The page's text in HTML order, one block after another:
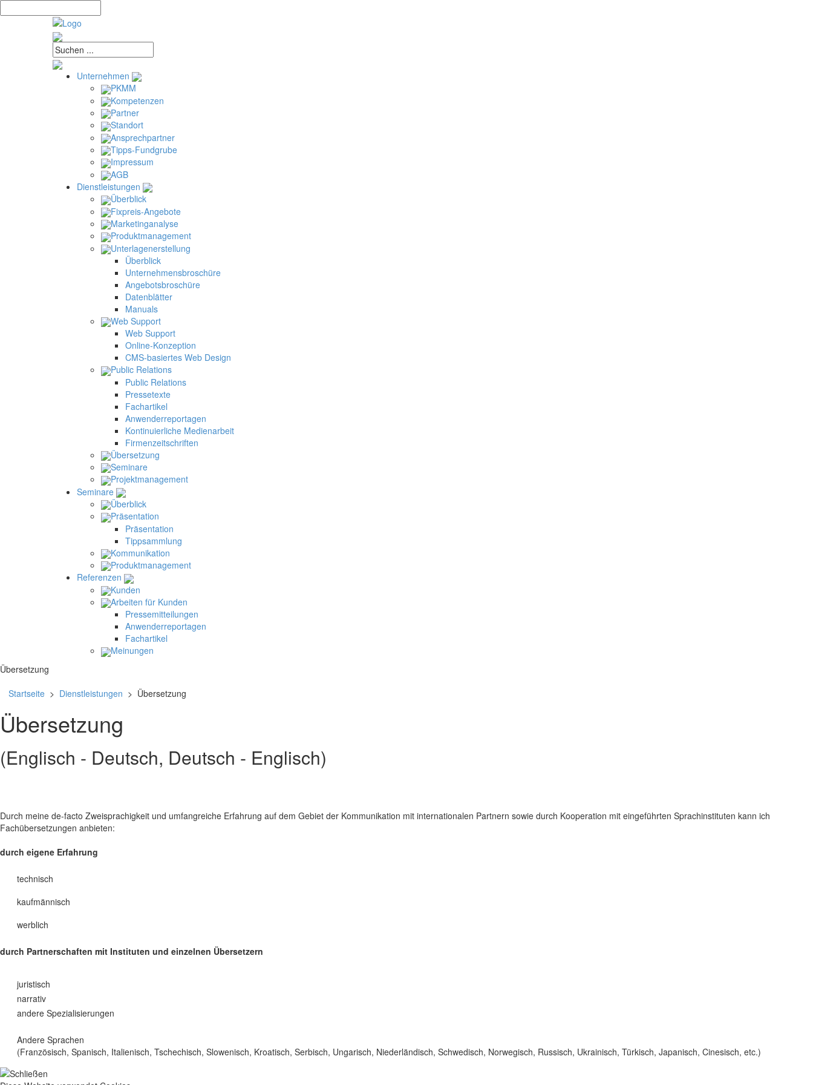
Unternehmen
PKMM
Kompetenzen
Partner
Standort
Ansprechpartner
Tipps-Fundgrube
Impressum
AGB
Dienstleistungen
Überblick
Fixpreis-Angebote
Marketinganalyse
Produktmanagement
Unterlagenerstellung
Überblick
Unternehmensbroschüre
Angebotsbroschüre
Datenblätter
Manuals
Web Support
Web Support
Online-Konzeption
CMS-basiertes Web Design
Public Relations
Public Relations
Pressetexte
Fachartikel
Anwenderreportagen
Kontinuierliche Medienarbeit
Firmenzeitschriften
Übersetzung
Seminare
Projektmanagement
Seminare
Überblick
Präsentation
Präsentation
Tippsammlung
Kommunikation
Produktmanagement
Referenzen
Kunden
Arbeiten für Kunden
Pressemitteilungen
Anwenderreportagen
Fachartikel
Meinungen
Übersetzung
Startseite > Dienstleistungen > Übersetzung
Übersetzung
(Englisch - Deutsch, Deutsch - Englisch)
Durch meine de-facto Zweisprachigkeit und umfangreiche Erfahrung auf dem Gebiet der Kommunikation mit internationalen Partnern sowie durch Kooperation mit eingeführten Sprachinstituten kann ich
Fachübersetzungen anbieten:
durch eigene Erfahrung
technisch
kaufmännisch
werblich
durch Partnerschaften mit Instituten und einzelnen Übersetzern
juristisch
narrativ
andere Spezialisierungen
Andere Sprachen
(Französisch, Spanisch, Italienisch, Tschechisch, Slowenisch, Kroatisch, Serbisch, Ungarisch, Niederländisch, Schwedisch, Norwegisch, Russisch, Ukrainisch, Türkisch, Japanisch, Cinesisch, etc.)